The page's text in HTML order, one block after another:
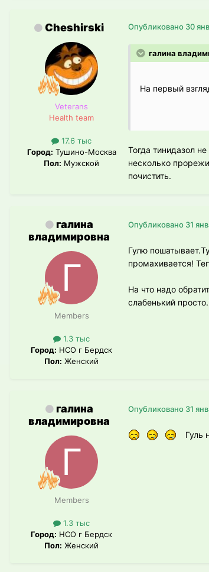
Cheshirski
Veterans
Health team
17.6 тыс
Город: Тушино-Москва
Пол: Мужской
Опубликовано 30
галина
На первый
Тогда тинидазол
несколько
почистить.
галина
владимировна
Members
1.3 тыс
Город: НСО г Бердск
Пол: Женский
Опубликовано 31
Гулю
промахивается!
На что надо
слабенький
галина
владимировна
Members
1.3 тыс
Город: НСО г Бердск
Пол: Женский
Опубликовано 31
Гуль